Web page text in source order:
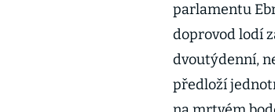
parlamentu
doprovod lodí
dvoutýdenní,
předloží